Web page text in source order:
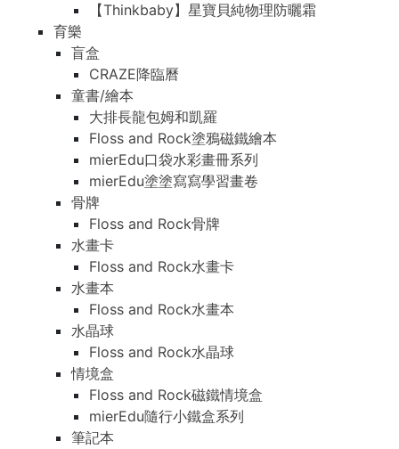
【Thinkbaby】星寶貝純物理防曬霜
育樂
盲盒
CRAZE降臨曆
童書/繪本
大排長龍包姆和凱羅
Floss and Rock塗鴉磁鐵繪本
mierEdu口袋水彩畫冊系列
mierEdu塗塗寫寫學習畫卷
骨牌
Floss and Rock骨牌
水畫卡
Floss and Rock水畫卡
水畫本
Floss and Rock水畫本
水晶球
Floss and Rock水晶球
情境盒
Floss and Rock磁鐵情境盒
mierEdu隨行小鐵盒系列
筆記本